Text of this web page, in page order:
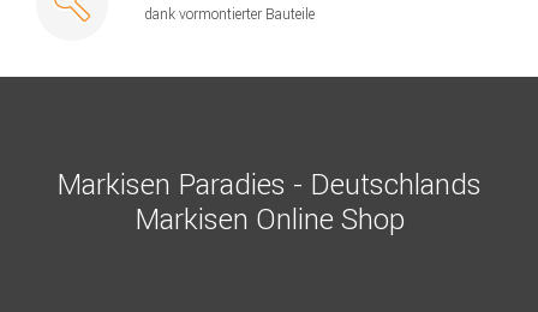
dank vormontierter Bauteile
Markisen Paradies - Deutschlands
Markisen Online Shop